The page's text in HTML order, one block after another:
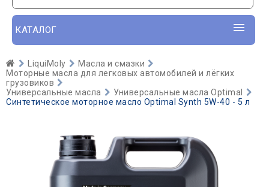
КАТАЛОГ
LiquiMoly
Масла и смазки
Моторные масла для легковых автомобилей и лёгких
грузовиков
Универсальные масла
Универсальные масла Optimal
Синтетическое моторное масло Optimal Synth 5W-40 - 5 л